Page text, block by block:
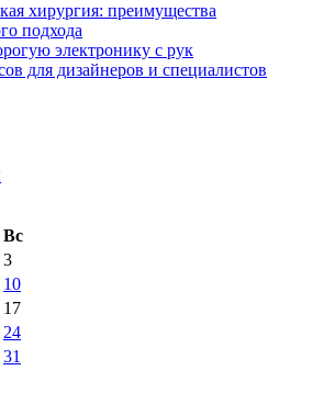
хирургия: преимущества
подхода
электронику с рук
для дизайнеров и специалистов
Вс
3
10
17
24
31